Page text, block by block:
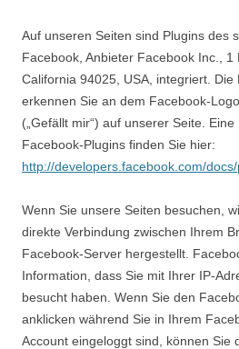
Auf unseren Seiten sind Plugins des
Facebook, Anbieter Facebook Inc., 1
California 94025, USA, integriert. Die
erkennen Sie an dem Facebook-
(„Gefällt mir“) auf unserer Seite.
Facebook-Plugins finden Sie hier:
http://developers.facebook.com/
Wenn Sie unsere Seiten besuchen,
direkte Verbindung zwischen Ihrem
Facebook-Server hergestellt.
Information, dass Sie mit Ihrer IP-
besucht haben. Wenn Sie den
anklicken während Sie in Ihrem
Account eingeloggt sind, können Sie